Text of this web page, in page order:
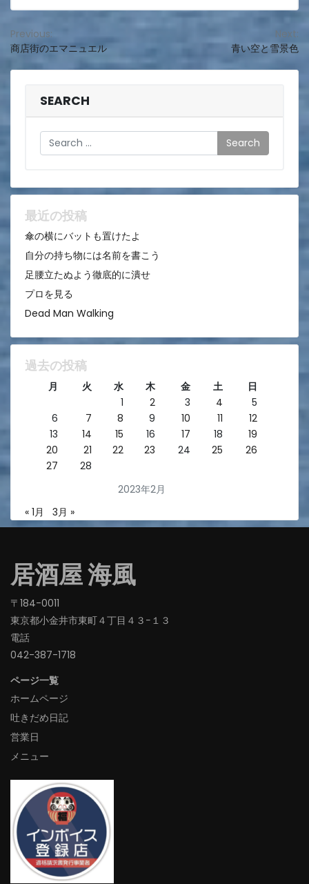
投
稿
ゲ
ョ
ン
Previous:
商店街のエマニュエル
Next:
青い空と雪景色
SEARCH
Search
最近の投稿
傘の横にバットも置けたよ
自分の持ち物には名前を書こう
足腰立たぬよう徹底的に潰せ
プロを見る
Dead Man Walking
過去の投稿
2023年2月
月 火 水 木 金 土
日
1
2 3 4
5
6
7 8 9 10 11
12
13
14 15 16 17 18
19
20
21 22 23 24 25
26
27
28
« 1月 3月 »
居酒屋 海風
〒184-0011
東京都小金井市東町４丁目４３−１３
電話
042-387-1718‬
ページ一覧
ホームページ
吐きだめ日記
営業日
メニュー